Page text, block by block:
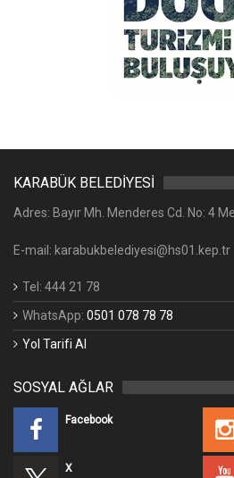
KARABÜK BELEDİYESİ
Adres: Bayır Mh. Menderes Cd. No: 4
E-mail: karabukbelediyesi@hs01.kep.tr
Tel: 444 21 78
WhatsApp: 0501 078 78 78
Yol Tarifi Al
SOSYAL AĞLAR
Facebook
X